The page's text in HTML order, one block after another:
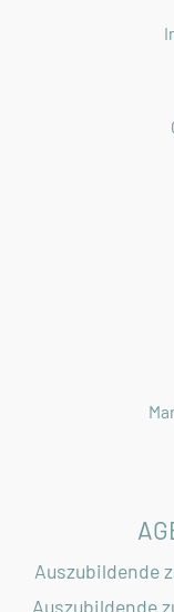
Auszubildende
Auszubildende